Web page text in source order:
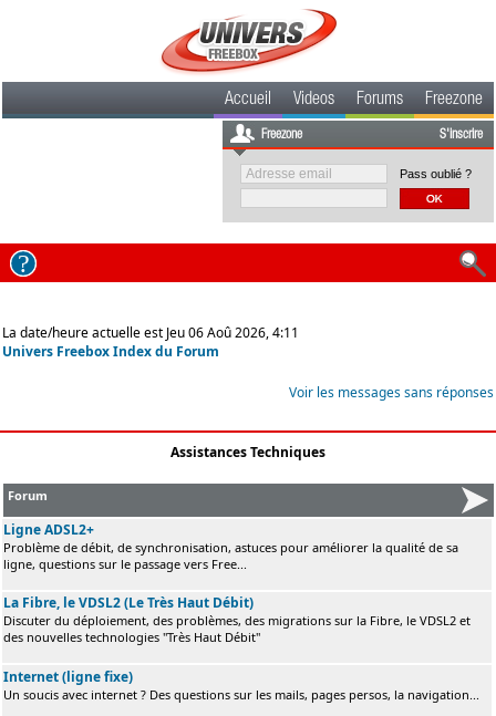
Accueil Videos Forums Freezone
Freezone S'inscrire
Pass oublié ?
La date/heure actuelle est Jeu 06 Aoû 2026, 4:11
Univers Freebox Index du Forum
Voir les messages sans réponses
Assistances Techniques
Forum
Ligne ADSL2+
Problème de débit, de synchronisation, astuces pour améliorer la qualité de sa
ligne, questions sur le passage vers Free...
La Fibre, le VDSL2 (Le Très Haut Débit)
Discuter du déploiement, des problèmes, des migrations sur la Fibre, le VDSL2 et
des nouvelles technologies "Très Haut Débit"
Internet (ligne fixe)
Un soucis avec internet ? Des questions sur les mails, pages persos, la navigation...